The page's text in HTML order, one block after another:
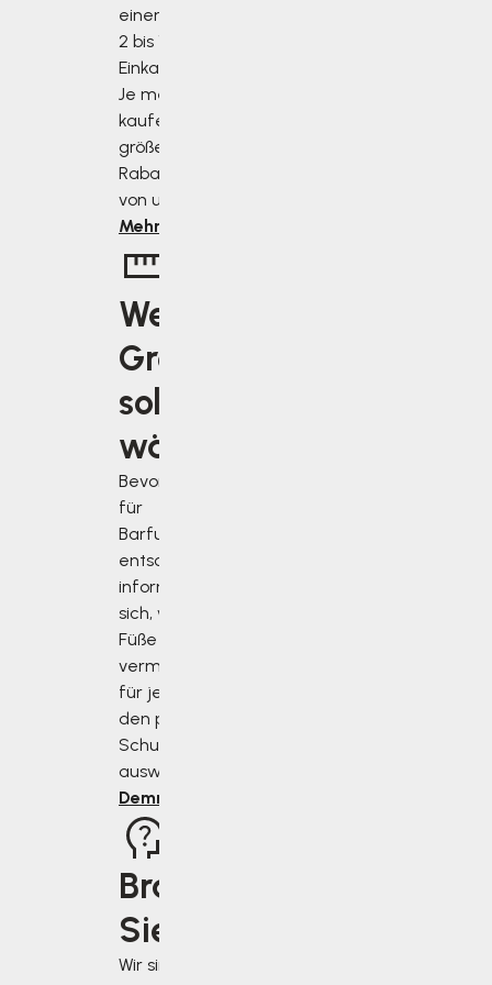
einen Rabatt von
2 bis 10 % des
Einkaufswertes.
Je mehr Sie
kaufen, desto
größer ist der
Rabatt, den Sie
von uns erhalten.
Mehr erfahren
Welche
Größe
soll ich
wählen?
Bevor Sie sich
für
Barfußschuhe
entscheiden,
informieren Sie
sich, wie Sie Ihre
Füße richtig
vermessen und
für jeden Anlass
den perfekten
Schuh
auswählen.
Demnächst
Brauchen
Sie Rat?
Wir sind für Sie da,